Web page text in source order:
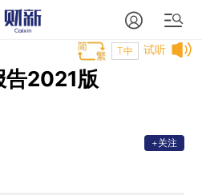
试听
T中
告2021版
+关注